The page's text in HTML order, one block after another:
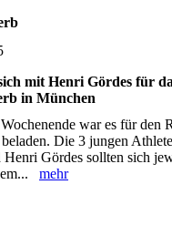
mit Henri Gördes für
in München
war es für den
Die 3 jungen
Henri Gördes sollten sich
mehr